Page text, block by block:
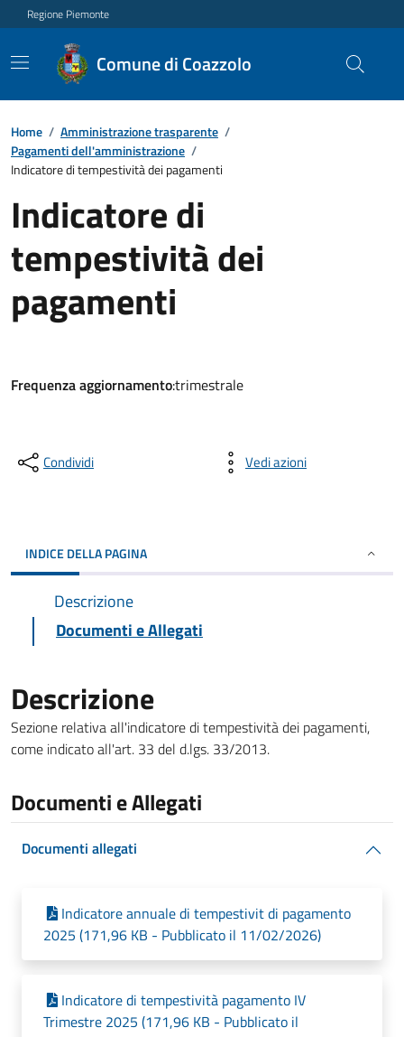
Regione Piemonte
Comune di Coazzolo
Home / Amministrazione trasparente /
Pagamenti dell'amministrazione /
Indicatore di tempestività dei pagamenti
Indicatore di
tempestività dei
pagamenti
Frequenza aggiornamento:trimestrale
Condividi Vedi azioni
INDICE DELLA PAGINA
Descrizione
Documenti e Allegati
Descrizione
Sezione relativa all'indicatore di tempestività dei pagamenti,
come indicato all'art. 33 del d.lgs. 33/2013.
Documenti e Allegati
Documenti allegati
Indicatore annuale di tempestivit di pagamento
2025 (171,96 KB - Pubblicato il 11/02/2026)
Indicatore di tempestività pagamento IV
Trimestre 2025 (171,96 KB - Pubblicato il